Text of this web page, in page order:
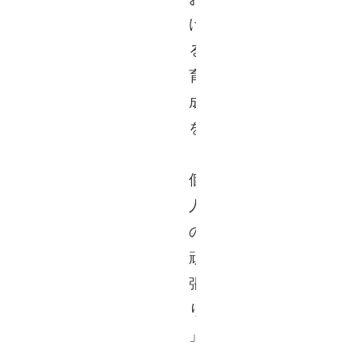
け
る
育
成
を
個
人
の
頑
張
り
」